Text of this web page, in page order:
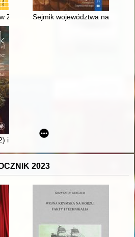
ZHP w latach siedemdziesiątych XX w.
Sejmik województwa na tle
i jego "Diariusz"
2023